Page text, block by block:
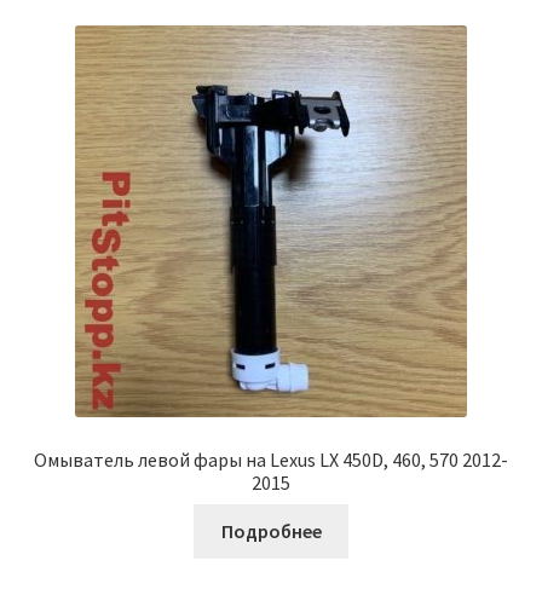
Омыватель левой фары на Lexus LX 450D, 460, 570 2012-
2015
Подробнее